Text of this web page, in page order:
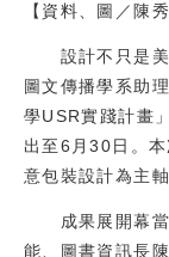
教職員
校友
媒體
【資料、圖／陳
設計不只是美
圖文傳播學系助
學USR實踐計畫
出至6月30日。
意包裝設計為主
成果展開幕當
能、圖書資訊長